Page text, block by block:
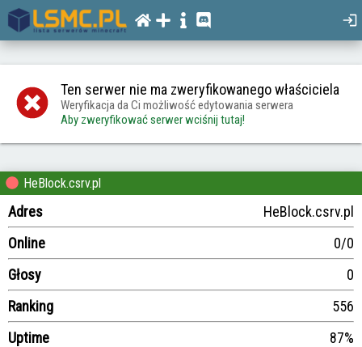
Ten serwer nie ma zweryfikowanego właściciela
Weryfikacja da Ci możliwość edytowania serwera
Aby zweryfikować serwer wciśnij tutaj!
HeBlock.csrv.pl
Adres
HeBlock.csrv.pl
Online
0/0
Głosy
0
Ranking
556
Uptime
87%